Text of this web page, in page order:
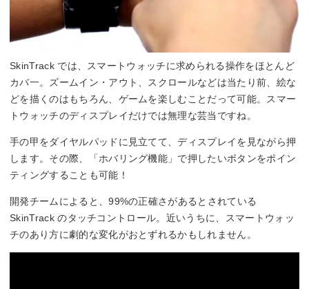
SkinTrack では、スマートウォッチに求められる操作をほとんど
カバ一。ズームイン・アウト、スクロールなどは当たり前、絵な
どを描くのはもちろん、ゲームを楽しむことだって可能。スマー
トウォッチのディスプレイだけでは無理な芸当ですね。
手の甲をダイヤルパッドに見立てて、ディスプレイを見ながら押
します。その際、「ホバリング機能」で押したいボタンをポイン
ティングすることも可能！
開発チームによると、99%の正確さがあるとされている
SkinTrack のタッチコントロール。近いうちに、スマートウォッ
チのあり方に劇的な変化がおとずれるかもしれません。